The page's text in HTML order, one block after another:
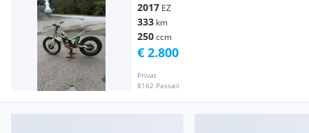
2017 EZ
333 km
250ccm
Privat
8162 Passail
€ 2.800